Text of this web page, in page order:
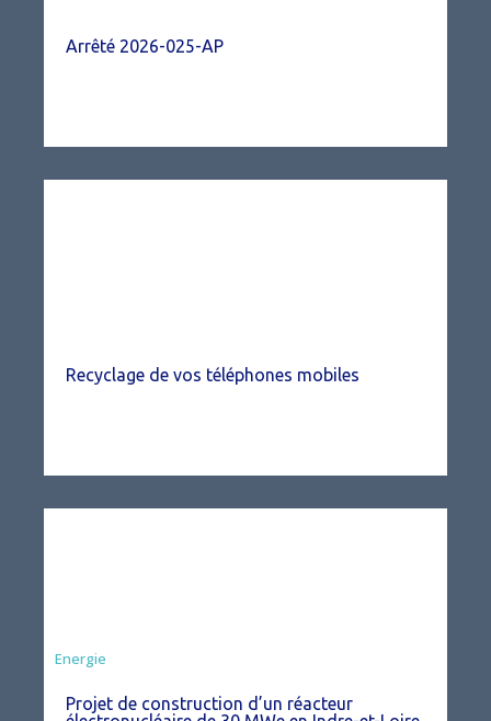
Arrêté 2026-025-AP
Recyclage de vos téléphones mobiles
Energie
Projet de construction d’un réacteur